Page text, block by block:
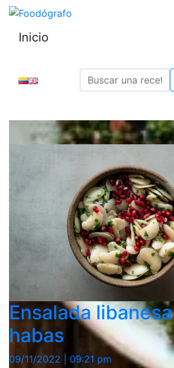
Inicio
Ensalada
habas
09/11/2022 | 09:21 pm